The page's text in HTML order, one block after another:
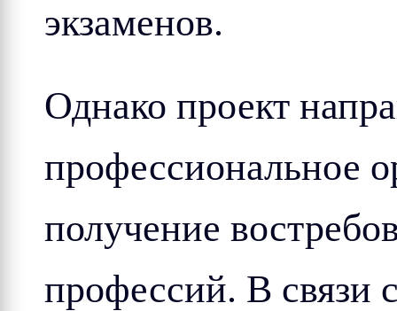
экзаменов.
Однако проект
профессиональное
получение
профессий. В связи